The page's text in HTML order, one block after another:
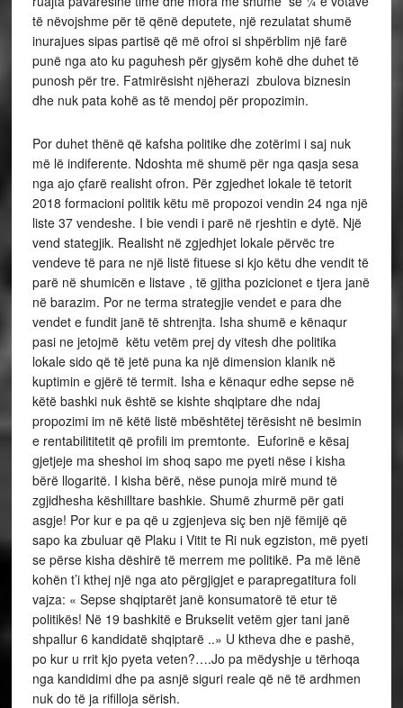
të nëvojshme për të qënë deputete, një rezulatat shumë
inurajues sipas partisë që më ofroi si shpërblim një farë
punë nga ato ku paguhesh për gjysëm kohë dhe duhet të
punosh për tre. Fatmirësisht njëherazi zbulova biznesin
dhe nuk pata kohë as të mendoj për propozimin.
Por duhet thënë që kafsha politike dhe zotërimi i saj nuk
më lë indiferente. Ndoshta më shumë për nga qasja sesa
nga ajo çfarë realisht ofron. Për zgjedhet lokale të tetorit
2018 formacioni politik këtu më propozoi vendin 24 nga një
liste 37 vendeshe. I bie vendi i parë në rjeshtin e dytë. Një
vend stategjik. Realisht në zgjedhjet lokale përvëc tre
vendeve të para ne një listë fituese si kjo këtu dhe vendit të
parë në shumicën e listave , të gjitha pozicionet e tjera janë
në barazim. Por ne terma strategjie vendet e para dhe
vendet e fundit janë të shtrenjta. Isha shumë e kënaqur
pasi ne jetojmë këtu vetëm prej dy vitesh dhe politika
lokale sido që të jetë puna ka një dimension klanik në
kuptimin e gjërë të termit. Isha e kënaqur edhe sepse në
këtë bashki nuk është se kishte shqiptare dhe ndaj
propozimi im në këtë listë mbështëtej tërësisht në besimin
e rentabilititetit që profili im premtonte. Euforinë e kësaj
gjetjeje ma sheshoi im shoq sapo me pyeti nëse i kisha
bërë llogaritë. I kisha bërë, nëse punoja mirë mund të
zgjidhesha këshilltare bashkie. Shumë zhurmë për gati
asgje! Por kur e pa që u zgjenjeva siç ben një fëmijë që
sapo ka zbuluar që Plaku i Vitit te Ri nuk egziston, më pyeti
se përse kisha dëshirë të merrem me politikë. Pa më lënë
kohën t’i kthej një nga ato përgjigjet e parapregatitura foli
vajza: « Sepse shqiptarët janë konsumatorë të etur të
politikës! Në 19 bashkitë e Brukselit vetëm gjer tani janë
shpallur 6 kandidatë shqiptarë ..» U ktheva dhe e pashë,
po kur u rrit kjo pyeta veten?….Jo pa mëdyshje u tërhoqa
nga kandidimi dhe pa asnjë siguri reale që në të ardhmen
nuk do të ja rifilloja sërish.